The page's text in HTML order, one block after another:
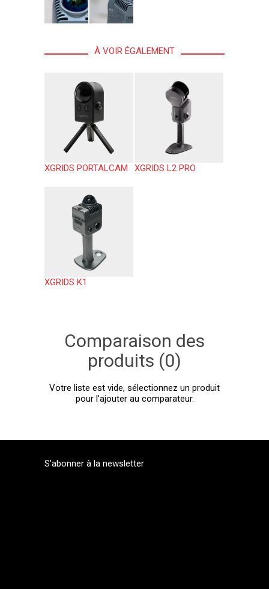
À VOIR ÉGALEMENT
XGRIDS PORTALCAM XGRIDS L2 PRO
XGRIDS K1
Comparaison des
produits (0)
Votre liste est vide, sélectionnez un produit
pour l'ajouter au comparateur.
S'abonner à la newsletter